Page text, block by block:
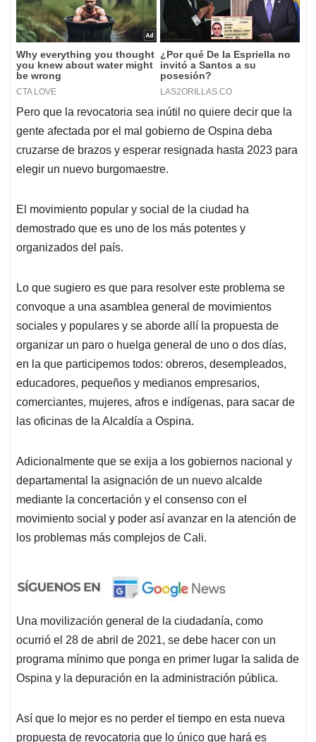
Pero que la revocatoria sea inútil no quiere decir que la
gente afectada por el mal gobierno de Ospina deba
cruzarse de brazos y esperar resignada hasta 2023 para
elegir un nuevo burgomaestre.
El movimiento popular y social de la ciudad ha
demostrado que es uno de los más potentes y
organizados del país.
Lo que sugiero es que para resolver este problema se
convoque a una asamblea general de movimientos
sociales y populares y se aborde allí la propuesta de
organizar un paro o huelga general de uno o dos días,
en la que participemos todos: obreros, desempleados,
educadores, pequeños y medianos empresarios,
comerciantes, mujeres, afros e indígenas, para sacar de
las oficinas de la Alcaldía a Ospina.
Adicionalmente que se exija a los gobiernos nacional y
departamental la asignación de un nuevo alcalde
mediante la concertación y el consenso con el
movimiento social y poder así avanzar en la atención de
los problemas más complejos de Cali.
Una movilización general de la ciudadanía, como
ocurrió el 28 de abril de 2021, se debe hacer con un
programa mínimo que ponga en primer lugar la salida de
Ospina y la depuración en la administración pública.
Así que lo mejor es no perder el tiempo en esta nueva
propuesta de revocatoria que lo único que hará es